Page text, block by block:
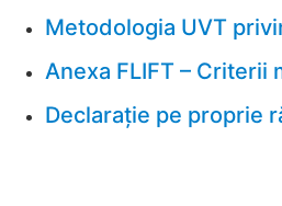
Metodologia UVT
Anexa FLIFT –
Declarație pe proprie